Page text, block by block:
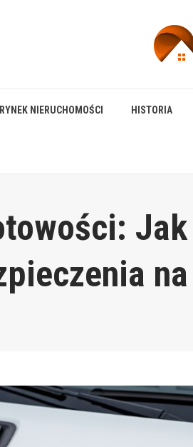
RYNEK NIERUCHOMOŚCI HISTORIA